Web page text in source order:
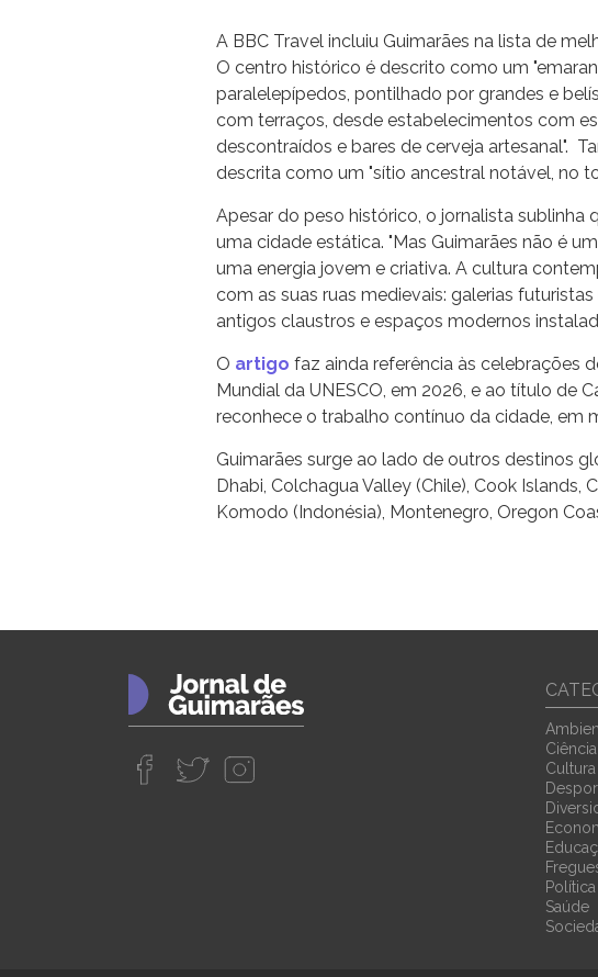
A BBC Travel incluiu Guimarães na lista de
O centro histórico é descrito como um
paralelepípedos, pontilhado por grandes e
com terraços, desde estabelecimentos com
descontraídos e bares de cerveja artesanal".
descrita como um "sítio ancestral notável, no
Apesar do peso histórico, o jornalista sublinha
uma cidade estática. "Mas Guimarães não é
uma energia jovem e criativa. A cultura
com as suas ruas medievais: galerias
antigos claustros e espaços modernos
O artigo faz ainda referência às celebrações
Mundial da UNESCO, em 2026, e ao título de
reconhece o trabalho contínuo da cidade, em
Guimarães surge ao lado de outros destinos
Dhabi, Colchagua Valley (Chile), Cook Islands,
Komodo (Indonésia), Montenegro, Oregon
Cultura
Política
Saúde